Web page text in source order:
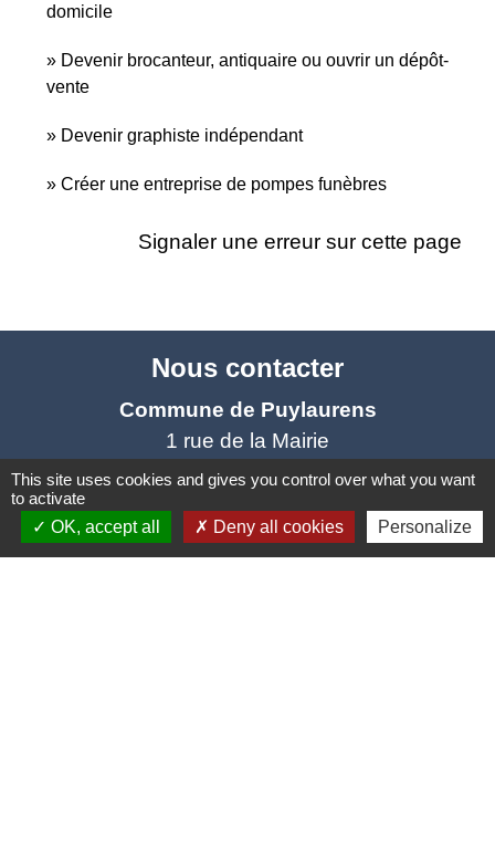
domicile
Devenir brocanteur, antiquaire ou ouvrir un dépôt-
vente
Devenir graphiste indépendant
Créer une entreprise de pompes funèbres
Signaler une erreur sur cette page
Nous contacter
Commune de Puylaurens
1 rue de la Mairie
81700 Puylaurens - FRANCE
Contact par formulaire
This site uses cookies and gives you control over what you want
to activate
OK, accept all
Deny all cookies Personalize